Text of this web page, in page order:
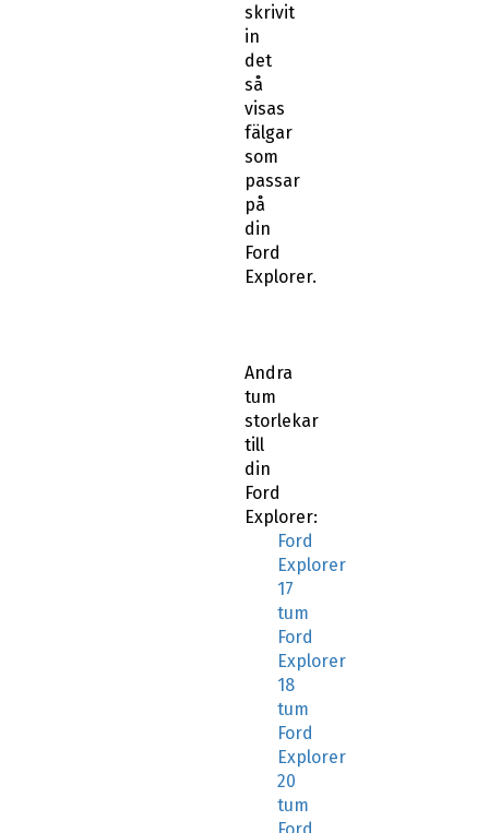
skrivit
in
det
så
visas
fälgar
som
passar
på
din
Ford
Explorer.
Andra
tum
storlekar
till
din
Ford
Explorer:
Ford
Explorer
17
tum
Ford
Explorer
18
tum
Ford
Explorer
20
tum
Ford